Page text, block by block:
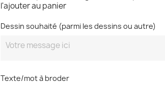
l'ajouter au panier
Dessin souhaité (parmi les dessins ou autre)
Texte/mot à broder